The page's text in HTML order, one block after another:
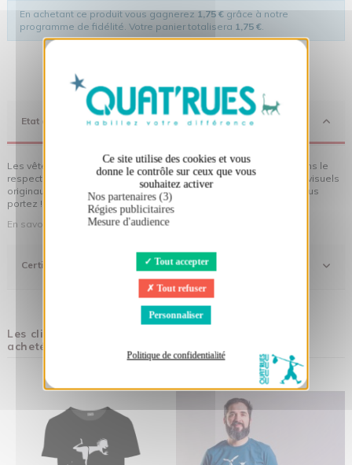
Ce site utilise des cookies et vous
donne le contrôle sur ceux que vous
souhaitez activer
Nos partenaires (3)
Régies publicitaires
Mesure d'audience
Tout accepter
Tout refuser
Personnaliser
Politique de confidentialité
En achetant ce produit vous gagnerez1,75 €grâce à notre
programme de fidélité. Votre panier totalisera 1,75 €
Etat d'Esprit
Les vêtements Quat'rues sont en coton biologique, fabriqués dans le
respect de l'homme et de son environnement... sans oublier des visuels
originaux qui donnent encore plus de sens aux vêtements que vous
portez !
En savoir plus sur notre démarche
Certifications
Les clients qui ont acheté ce produit ont également
acheté :